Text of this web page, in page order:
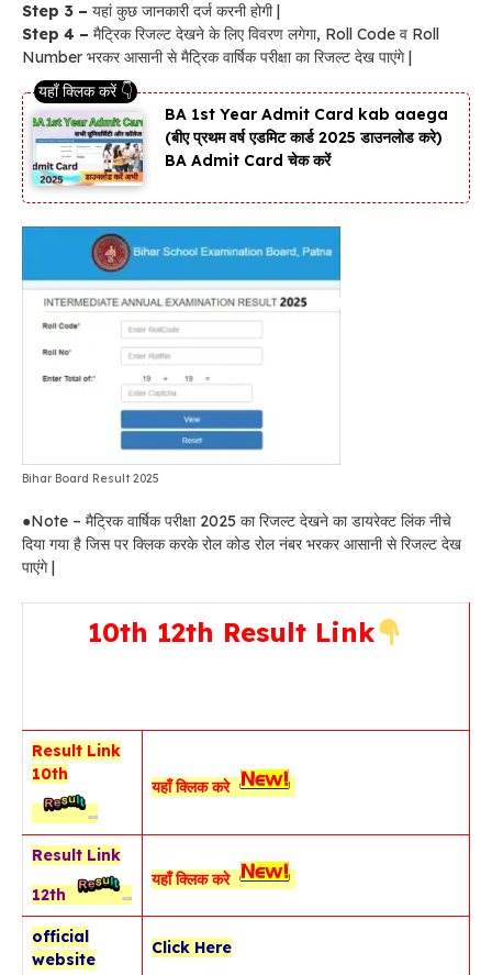
Step 3 – यहां कुछ जानकारी दर्ज करनी होगी |
Step 4 – मैट्रिक रिजल्ट देखने के लिए विवरण लगेगा, Roll Code व Roll
Number भरकर आसानी से मैट्रिक वार्षिक परीक्षा का रिजल्ट देख पाएंगे |
BA 1st Year Admit Card kab aaega
(बीए प्रथम वर्ष एडमिट कार्ड 2025 डाउनलोड करे)
BA Admit Card चेक करें
Bihar Board Result 2025
●Note – मैट्रिक वार्षिक परीक्षा 2025 का रिजल्ट देखने का डायरेक्ट लिंक नीचे
दिया गया है जिस पर क्लिक करके रोल कोड रोल नंबर भरकर आसानी से रिजल्ट देख
पाएंगे |
10th 12th Result Link
Result Link
10th
यहाँ क्लिक करे
Result Link
12th
यहाँ क्लिक करे
official
website
Click Here